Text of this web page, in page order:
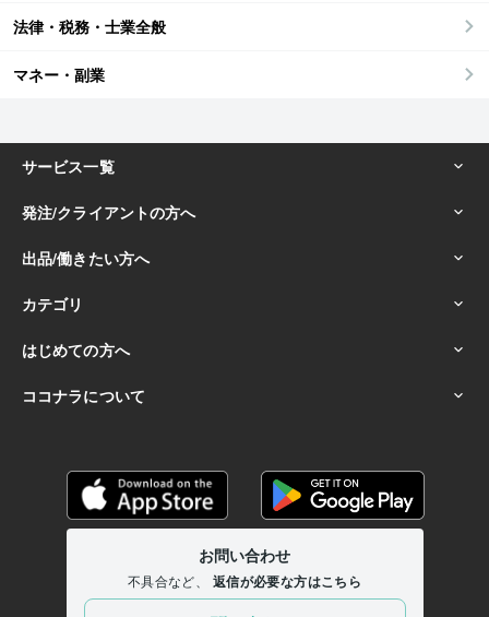
法律・税務・士業全般
マネー・副業